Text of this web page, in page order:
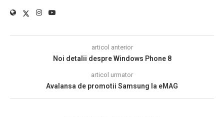
articol anterior
Noi detalii despre Windows Phone 8
articol urmator
Avalansa de promotii Samsung la eMAG